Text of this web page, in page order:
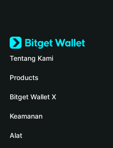
Tentang Kami
Bitget Wallet
Blog
Verifikasi keaslian
Berita kripto
Products
Crypto Card
Stablecoin Earn
Payfi Crypto
Bitget Wallet X
Pengembang
Hubungkan dompet
Keamanan
Dana perlindungan
Alat